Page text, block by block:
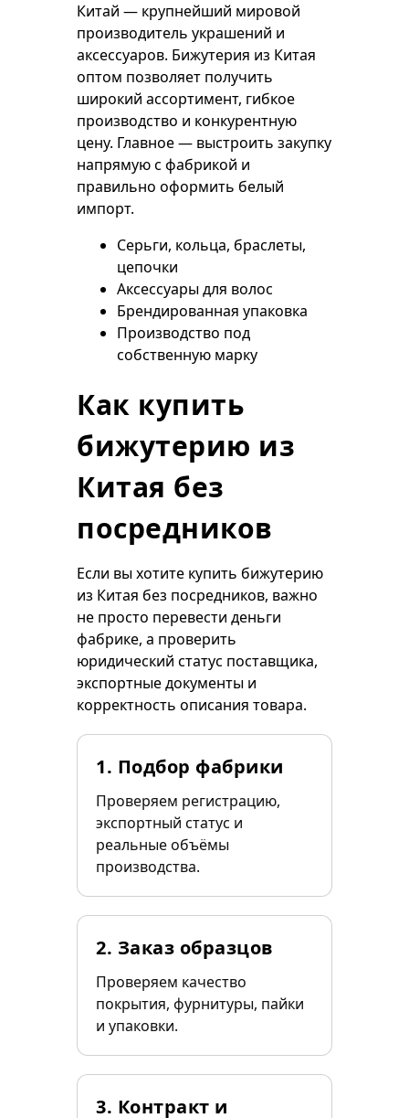
Китай — крупнейший мировой
производитель украшений и
аксессуаров. Бижутерия из Китая
оптом позволяет получить
широкий ассортимент, гибкое
производство и конкурентную
цену. Главное — выстроить закупку
напрямую с фабрикой и
правильно оформить белый
импорт.
Серьги, кольца, браслеты,
цепочки
Аксессуары для волос
Брендированная упаковка
Производство под
собственную марку
Как купить
бижутерию из
Китая без
посредников
Если вы хотите купить бижутерию
из Китая без посредников, важно
не просто перевести деньги
фабрике, а проверить
юридический статус поставщика,
экспортные документы и
корректность описания товара.
1. Подбор фабрики
Проверяем регистрацию,
экспортный статус и
реальные объёмы
производства.
2. Заказ образцов
Проверяем качество
покрытия, фурнитуры, пайки
и упаковки.
3. Контракт и